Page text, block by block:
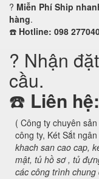
? Miễn Phí Ship
hàng.
☎️ Hotline: 098
? Nhận
cầu.
☎️ Liên
( Công ty chuyên
công ty, Két Sắt
khach san cao cap,
mật, tủ hồ sơ , tủ
các công trình